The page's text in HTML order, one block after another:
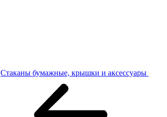
Стаканы бумажные, крышки и аксессуары